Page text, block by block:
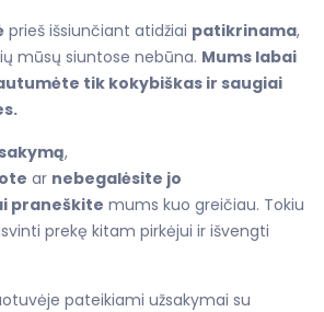
prieš išsiunčiant atidžiai patikrinama,
mūsų siuntose nebūna. Mums labai
tik kokybiškas ir saugiai
,
ar nebegalėsite jo
praneškite mums kuo greičiau. Tokiu
prekę kitam pirkėjui ir išvengti
pateikiami užsakymai su